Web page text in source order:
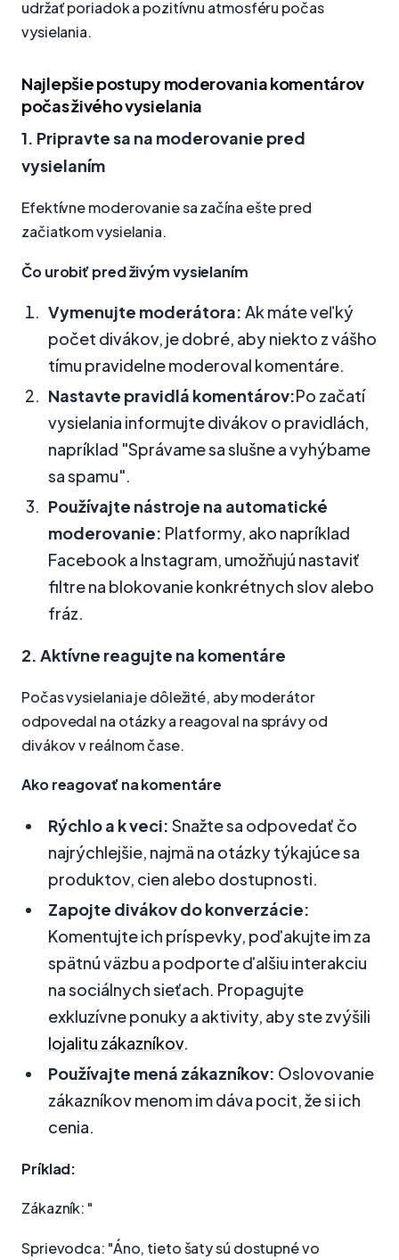
udržať poriadok a pozitívnu atmosféru počas
vysielania.
Najlepšie postupy moderovania komentárov
počas živého vysielania
1. Pripravte sa na moderovanie pred
vysielaním
Efektívne moderovanie sa začína ešte pred
začiatkom vysielania.
Čo urobiť pred živým vysielaním
Vymenujte moderátora: Ak máte veľký
počet divákov, je dobré, aby niekto z vášho
tímu pravidelne moderoval komentáre.
Nastavte pravidlá komentárov:Po začatí
vysielania informujte divákov o pravidlách,
napríklad "Správame sa slušne a vyhýbame
sa spamu".
Používajte nástroje na automatické
moderovanie: Platformy, ako napríklad
Facebook a Instagram, umožňujú nastaviť
filtre na blokovanie konkrétnych slov alebo
fráz.
2. Aktívne reagujte na komentáre
Počas vysielania je dôležité, aby moderátor
odpovedal na otázky a reagoval na správy od
divákov v reálnom čase.
Ako reagovať na komentáre
Rýchlo a k veci: Snažte sa odpovedať čo
najrýchlejšie, najmä na otázky týkajúce sa
produktov, cien alebo dostupnosti.
Zapojte divákov do konverzácie:
Komentujte ich príspevky, poďakujte im za
spätnú väzbu a podporte ďalšiu interakciu
na sociálnych sieťach. Propagujte
exkluzívne ponuky a aktivity, aby ste zvýšili
lojalitu zákazníkov.
Používajte mená zákazníkov: Oslovovanie
zákazníkov menom im dáva pocit, že si ich
cenia.
Príklad:
Zákazník: "
Sprievodca: "Áno, tieto šaty sú dostupné vo